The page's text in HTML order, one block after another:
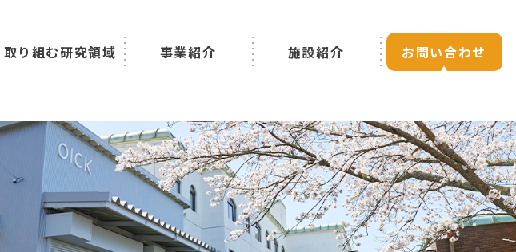
取り組む研究領域 事業紹介 施設紹介 お問い合わせ